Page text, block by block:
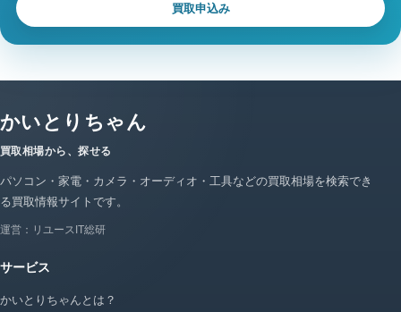
買取申込み
かいとりちゃん
買取相場から、探せる
パソコン・家電・カメラ・オーディオ・工具などの買取相場を検索でき
る買取情報サイトです。
運営：リユースIT総研
サービス
かいとりちゃんとは？